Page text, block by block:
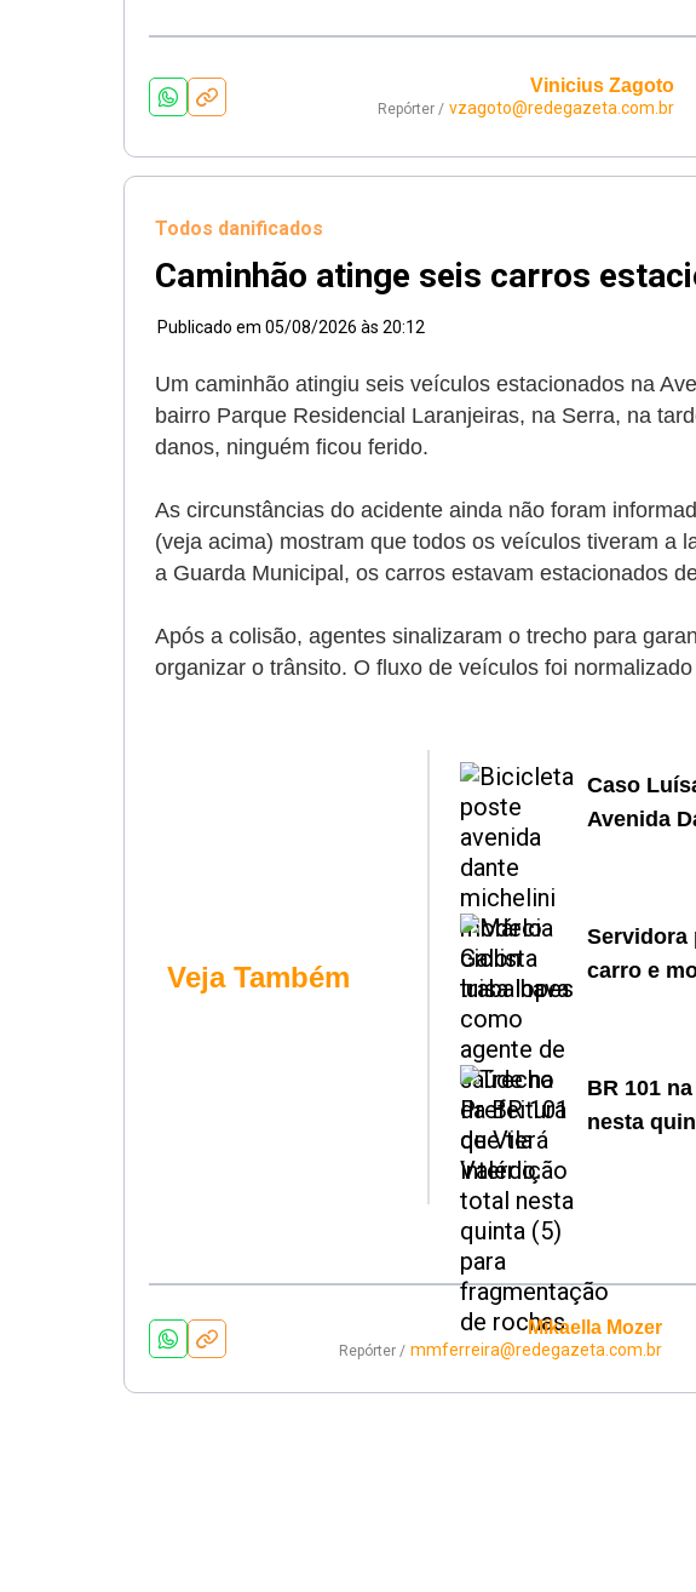
Vinicius Zagoto
Repórter / vzagoto@redegazeta.com.br
Todos danificados
Caminhão atinge seis carros
Publicado em 05/08/2026 às 20:12
Um caminhão atingiu seis veículos estacionados na
bairro Parque Residencial Laranjeiras, na Serra, na
danos, ninguém ficou ferido.
As circunstâncias do acidente ainda não foram
(veja acima) mostram que todos os veículos tiveram a
a Guarda Municipal, os carros estavam estacionados
Após a colisão, agentes sinalizaram o trecho para
organizar o trânsito. O fluxo de veículos foi
Veja Também
Caso
Avenida
Servidora
carro e
BR 101
nesta
Mikaella Mozer
Repórter / mmferreira@redegazeta.com.br